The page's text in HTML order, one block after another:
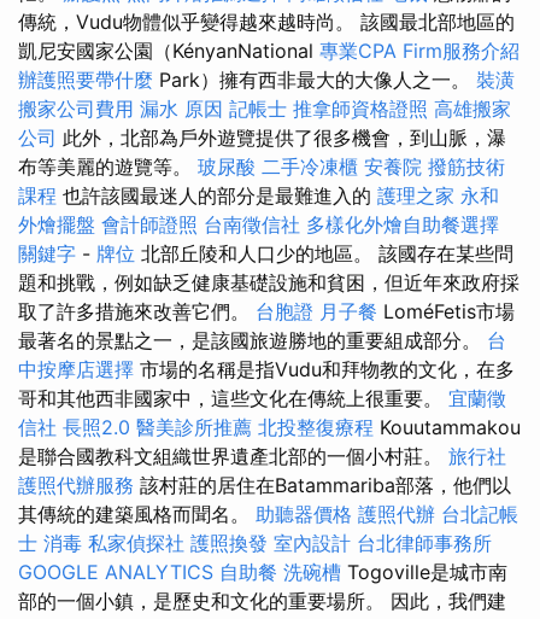
傳統，Vudu物體似乎變得越來越時尚。 該國最北部地區的
凱尼安國家公園（KényanNational 專業CPA Firm服務介紹
辦護照要帶什麼 Park）擁有西非最大的大像人之一。 裝潢
搬家公司費用 漏水 原因 記帳士 推拿師資格證照 高雄搬家
公司 此外，北部為戶外遊覽提供了很多機會，到山脈，瀑
布等美麗的遊覽等。 玻尿酸 二手冷凍櫃 安養院 撥筋技術
課程 也許該國最迷人的部分是最難進入的 護理之家 永和
外燴擺盤 會計師證照 台南徵信社 多樣化外燴自助餐選擇
關鍵字 - 牌位 北部丘陵和人口少的地區。 該國存在某些問
題和挑戰，例如缺乏健康基礎設施和貧困，但近年來政府採
取了許多措施來改善它們。 台胞證 月子餐 LoméFetis市場
最著名的景點之一，是該國旅遊勝地的重要組成部分。 台
中按摩店選擇 市場的名稱是指Vudu和拜物教的文化，在多
哥和其他西非國家中，這些文化在傳統上很重要。 宜蘭徵
信社 長照2.0 醫美診所推薦 北投整復療程 Kouutammakou
是聯合國教科文組織世界遺產北部的一個小村莊。 旅行社
護照代辦服務 該村莊的居住在Batammariba部落，他們以
其傳統的建築風格而聞名。 助聽器價格 護照代辦 台北記帳
士 消毒 私家偵探社 護照換發 室內設計 台北律師事務所
GOOGLE ANALYTICS 自助餐 洗碗槽 Togoville是城市南
部的一個小鎮，是歷史和文化的重要場所。 因此，我們建